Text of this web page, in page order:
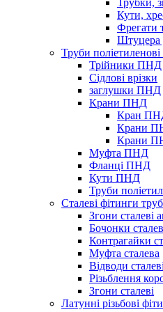
Трубки,
Кути,
Фрегати
Штуцера
Труби поліетиленові
Трійники ПНД
Сідлові врізки
заглушки ПНД
Крани ПНД
Кран ПНД
Крани
Крани
Муфта ПНД
Фланці ПНД
Кути ПНД
Труби
Сталеві фітинги
Згони сталеві
Бочонки
Контрагайки
Муфта сталева
Відводи сталеві
Різьблення
Згони сталеві
Латунні різьбові